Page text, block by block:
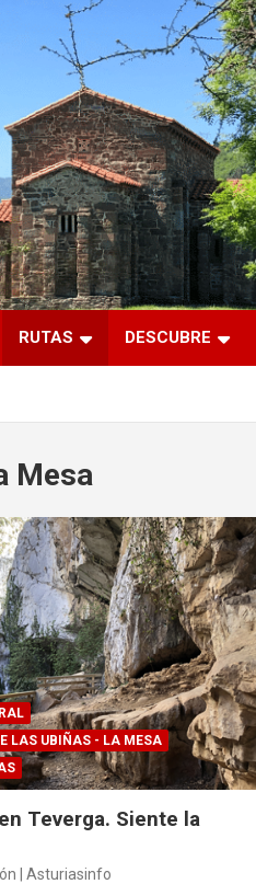
RUTAS DESCUBRE
Mesa
LAS UBIÑAS - LA MESA
Teverga. Siente la
| Asturiasinfo